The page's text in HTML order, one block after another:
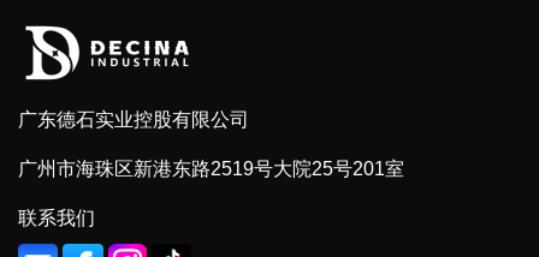
广东德石实业控股有限公司
广州市海珠区新港东路2519号大院25号201室
联系我们